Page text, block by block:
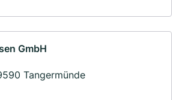
GmbH
Tangermünde